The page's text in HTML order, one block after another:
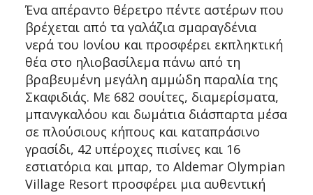
Ένα απέραντο θέρετρο πέντε αστέρων που
βρέχεται από τα γαλάζια σμαραγδένια
νερά του Ιονίου και προσφέρει εκπληκτική
θέα στο ηλιοβασίλεμα πάνω από τη
βραβευμένη μεγάλη αμμώδη παραλία της
Σκαφιδιάς. Με 682 σουίτες, διαμερίσματα,
μπανγκαλόου και δωμάτια διάσπαρτα μέσα
σε πλούσιους κήπους και καταπράσινο
γρασίδι, 42 υπέροχες πισίνες και 16
εστιατόρια και μπαρ, το Aldemar Olympian
Village Resort προσφέρει μια αυθεντική